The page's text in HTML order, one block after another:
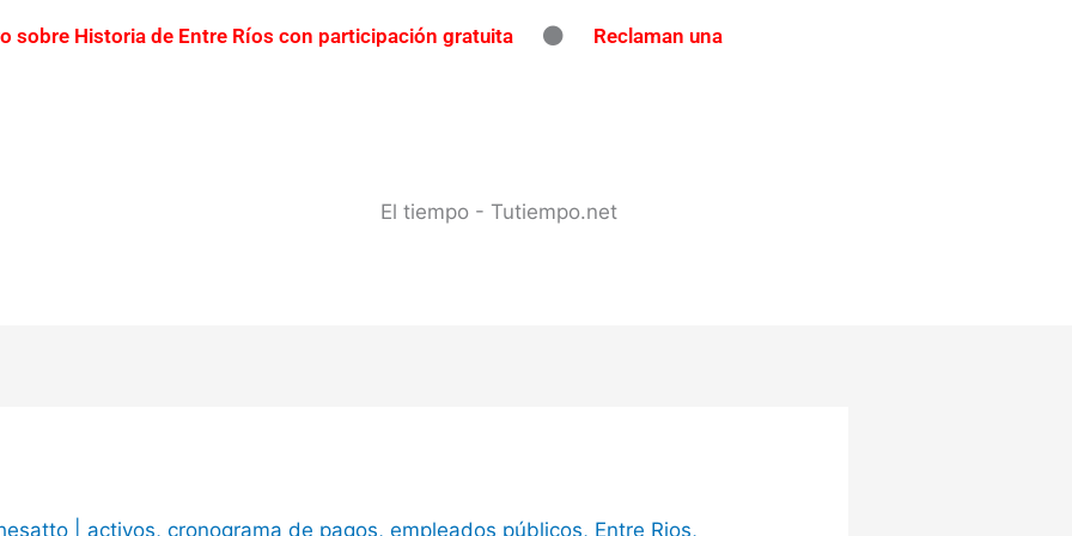
sobre Historia de Entre Ríos con participación gratuita
Reclaman una
El tiempo - Tutiempo.net
activos, cronograma de pagos, empleados públicos, Entre Rios,